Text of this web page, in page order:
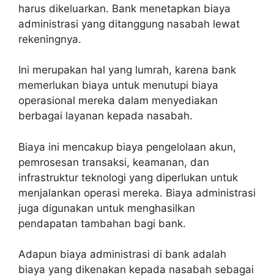
harus dikeluarkan. Bank menetapkan biaya
administrasi yang ditanggung nasabah lewat
rekeningnya.
Ini merupakan hal yang lumrah, karena bank
memerlukan biaya untuk menutupi biaya
operasional mereka dalam menyediakan
berbagai layanan kepada nasabah.
Biaya ini mencakup biaya pengelolaan akun,
pemrosesan transaksi, keamanan, dan
infrastruktur teknologi yang diperlukan untuk
menjalankan operasi mereka. Biaya administrasi
juga digunakan untuk menghasilkan
pendapatan tambahan bagi bank.
Adapun biaya administrasi di bank adalah
biaya yang dikenakan kepada nasabah sebagai